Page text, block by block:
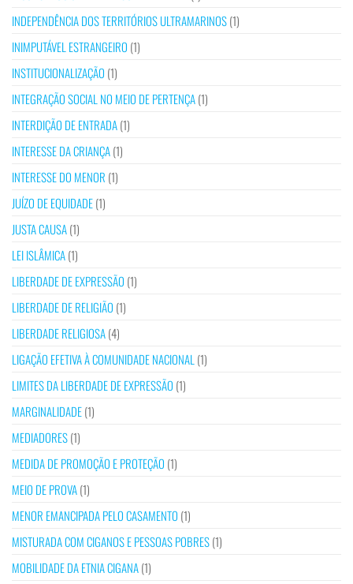
INDEPENDÊNCIA DOS TERRITÓRIOS ULTRAMARINOS(1)
INIMPUTÁVEL ESTRANGEIRO (1)
INSTITUCIONALIZAÇÃO (1)
INTEGRAÇÃO SOCIAL NO MEIO DE PERTENÇA(1)
INTERDIÇÃO DE ENTRADA(1)
INTERESSE DA CRIANÇA(1)
INTERESSE DO MENOR (1)
JUÍZO DE EQUIDADE(1)
JUSTA CAUSA(1)
LEI ISLÂMICA(1)
LIBERDADE DE EXPRESSÃO (1)
LIBERDADE DE RELIGIÃO (1)
LIBERDADE RELIGIOSA(4)
LIGAÇÃO EFETIVA À COMUNIDADE NACIONAL (1)
LIMITES DA LIBERDADE DE EXPRESSÃO (1)
MARGINALIDADE(1)
MEDIADORES(1)
MEDIDA DE PROMOÇÃO E PROTEÇÃO (1)
MEIO DE PROVA(1)
MENOR EMANCIPADA PELO CASAMENTO (1)
MISTURADA COM CIGANOS E PESSOAS POBRES(1)
MOBILIDADE DA ETNIA CIGANA(1)